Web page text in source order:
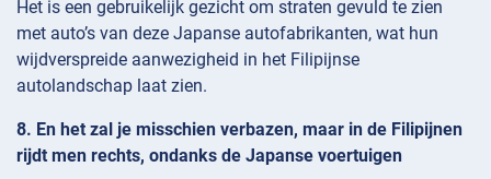
Het is een gebruikelijk gezicht om straten gevuld te zien
met auto’s van deze Japanse autofabrikanten, wat hun
wijdverspreide aanwezigheid in het Filipijnse
autolandschap laat zien.
8. En het zal je misschien verbazen, maar in de Filipijnen
rijdt men rechts, ondanks de Japanse voertuigen